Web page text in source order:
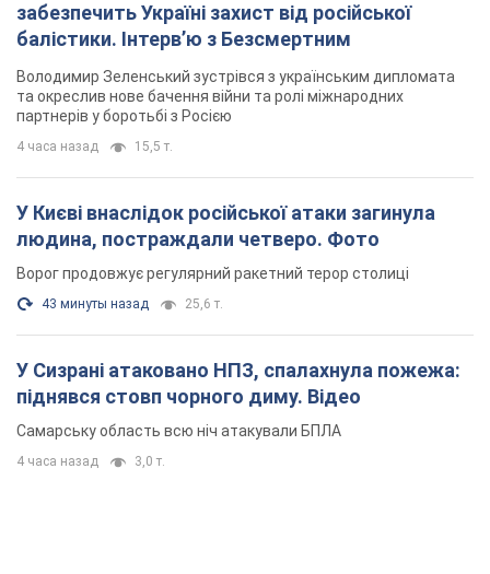
забезпечить Україні захист від російської
балістики. Інтерв’ю з Безсмертним
Володимир Зеленський зустрівся з українським дипломата
та окреслив нове бачення війни та ролі міжнародних
партнерів у боротьбі з Росією
4 часа назад 15,5 т.
У Києві внаслідок російської атаки загинула
людина, постраждали четверо. Фото
Ворог продовжує регулярний ракетний терор столиці
43 минуты назад 25,6 т.
У Сизрані атаковано НПЗ, спалахнула пожежа:
піднявся стовп чорного диму. Відео
Самарську область всю ніч атакували БПЛА
4 часа назад 3,0 т.